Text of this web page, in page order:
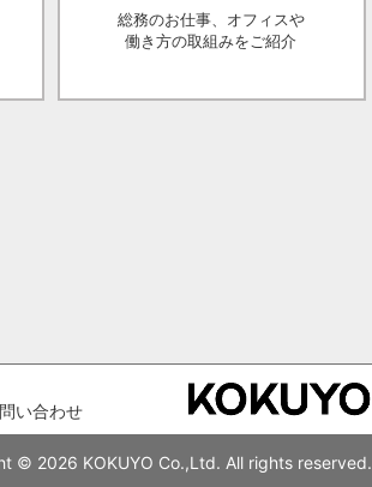
総務のお仕事、オフィスや
働き方の取組みをご紹介
い合わせ
© 2026 KOKUYO Co.,Ltd. All rights reserved.